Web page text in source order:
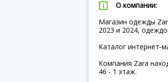
О компании:
Магазин одежды
2023 и 2024,
Каталог интернет-
Компания Zara
46 - 1 этаж.